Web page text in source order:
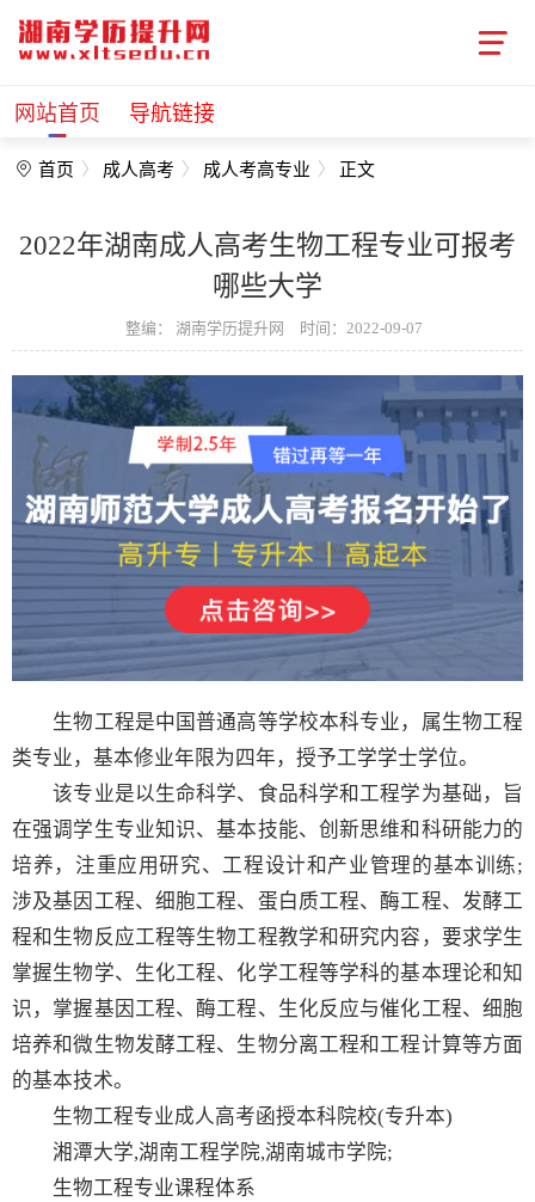
网站首页 导航链接
首页 成人高考 成人考高专业 正文
2022年湖南成人高考生物工程专业可报考
哪些大学
整编： 湖南学历提升网 时间：2022-09-07
生物工程是中国普通高等学校本科专业，属生物工程
类专业，基本修业年限为四年，授予工学学士学位。
该专业是以生命科学、食品科学和工程学为基础，旨
在强调学生专业知识、基本技能、创新思维和科研能力的
培养，注重应用研究、工程设计和产业管理的基本训练;
涉及基因工程、细胞工程、蛋白质工程、酶工程、发酵工
程和生物反应工程等生物工程教学和研究内容，要求学生
掌握生物学、生化工程、化学工程等学科的基本理论和知
识，掌握基因工程、酶工程、生化反应与催化工程、细胞
培养和微生物发酵工程、生物分离工程和工程计算等方面
的基本技术。
生物工程专业成人高考函授本科院校(专升本)
湘潭大学,湖南工程学院,湖南城市学院;
生物工程专业课程体系